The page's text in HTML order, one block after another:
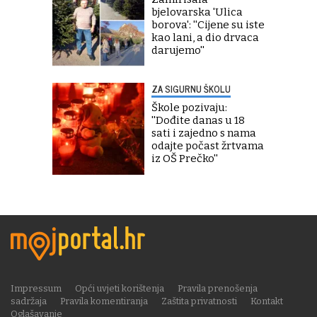
bjelovarska 'Ulica
borova': ''Cijene su iste
kao lani, a dio drvaca
darujemo''
ZA SIGURNU ŠKOLU
Škole pozivaju:
''Dođite danas u 18
sati i zajedno s nama
odajte počast žrtvama
iz OŠ Prečko''
Impressum Opći uvjeti korištenja
Pravila prenošenja
sadržaja
Pravila komentiranja Zaštita privatnosti
Kontakt
Oglašavanje